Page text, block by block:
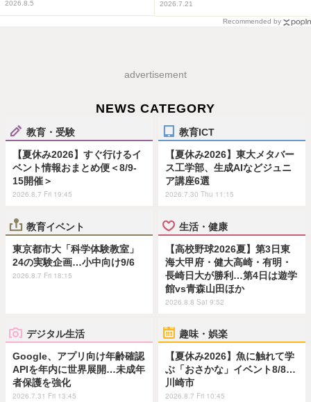
2026.8.5 2026.7.21
Recommended by
advertisement
NEWS CATEGORY
教育・受験
【夏休み2026】すぐ行けるイ
ベント情報おまとめ便＜8/9-
15開催＞
2026.8.7 Fri 19:45
教育ICT
【夏休み2026】東大メタバー
ス工学部、生成AIなどジュニ
ア講座6選
2026.7.30 Thu 11:15
教育イベント
東京都市大「科学体験教室」
24の実験企画…小中向け9/6
2026.8.7 Fri 18:15
生活・健康
【高校野球2026夏】第3日東
海大甲府・健大高崎・有明・
長崎日大が勝利…第4日は遊学
館vs青森山田ほか
2026.8.8 Sat 9:52
デジタル生活
Google、アプリ向け年齢確認
APIを年内に世界展開…未成年
者保護を強化
2026.7.31 Fri 13:45
趣味・娯楽
【夏休み2026】魚に触れて学
ぶ「おさかな」イベント8/8…
川崎市
2026.8.7 Fri 10:45